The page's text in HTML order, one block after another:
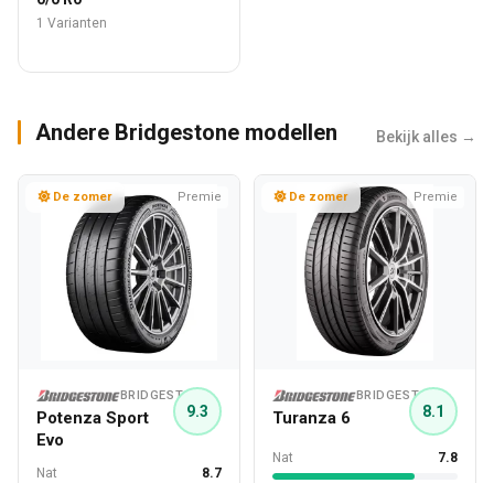
1 Varianten
Andere Bridgestone modellen Bekijk alles →
De zomer Premie
BRIDGESTONE
Potenza Sport
Evo
9.3
Nat 8.7
De zomer Premie
BRIDGESTONE
Turanza 6 8.1
Nat 7.8